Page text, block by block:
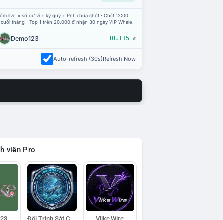
live = số dư ví + ký quỹ + PnL chưa chốt · Chốt 12:00
tháng · Top 1 trên 20.000 đ nhận 30 ngày VIP Whale.
Demo123 10.115 đ
Auto-refresh (30s)Refresh Now
viên Pro
Đội Trinh Sát Cá Voi Vlike Wire